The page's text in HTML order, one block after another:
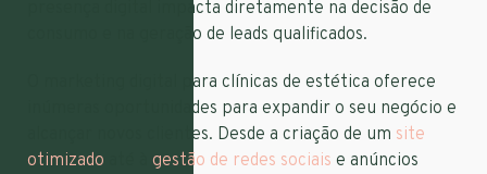
presença digital impacta diretamente na decisão de
consumo e na geração de leads qualificados.
O marketing digital para clínicas de estética oferece
inúmeras oportunidades para expandir o seu negócio e
alcançar novos clientes. Desde a criação de um site
otimizado
gestão de redes sociais e anúncios